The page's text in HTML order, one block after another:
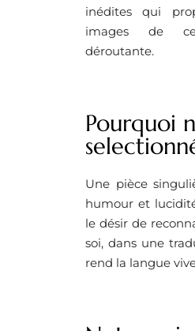
inédites qui
images de
déroutante.
Pourquoi
Une pièce
humour et
le désir de
soi, dans une
rend la langue